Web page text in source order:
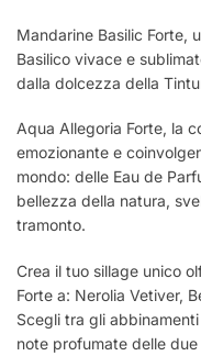
Mandarine Basilic Forte,
Basilico vivace e
dalla dolcezza della
Aqua Allegoria Forte, la
emozionante e
mondo: delle Eau de
bellezza della natura,
tramonto.
Crea il tuo sillage unico
Forte a: Nerolia Vetiver,
Scegli tra gli
note profumate delle